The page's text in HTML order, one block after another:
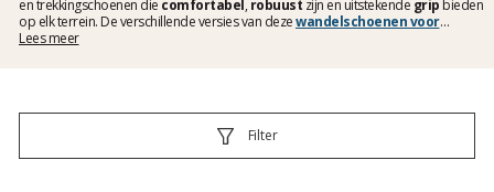
en trekkingschoenen die comfortabel, robuust zijn en uitstekende grip bieden
op elk terrein. De verschillende versies van dezewandelschoenen voor
damesen
Lees meer
Filter